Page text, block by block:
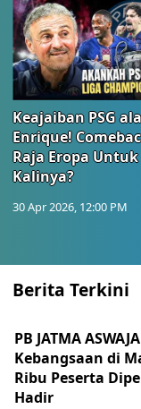
Keajaiban PSG
Enrique!
Raja Eropa
Kalinya?
30 Apr 2026, 12:00 PM
Berita Terkini
PB JATMA
Kebangsaan di
Ribu Peserta
Hadir